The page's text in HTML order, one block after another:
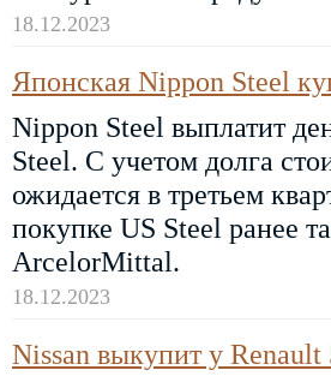
18.12.2023
Японская Nippon Steel
Nippon Steel выплатит
Steel. С учетом долга
ожидается в третьем
покупке US Steel ранее
ArcelorMittal.
18.12.2023
Nissan выкупит у